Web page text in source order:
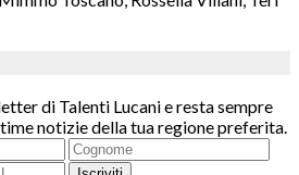
di Talenti Lucani e resta sempre
notizie della tua regione preferita.